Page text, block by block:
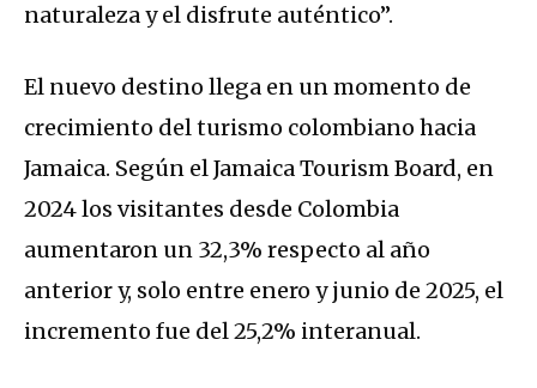
naturaleza y el disfrute auténtico”.
El nuevo destino llega en un momento de
crecimiento del turismo colombiano hacia
Jamaica. Según el Jamaica Tourism Board, en
2024 los visitantes desde Colombia
aumentaron un 32,3% respecto al año
anterior y, solo entre enero y junio de 2025, el
incremento fue del 25,2% interanual.